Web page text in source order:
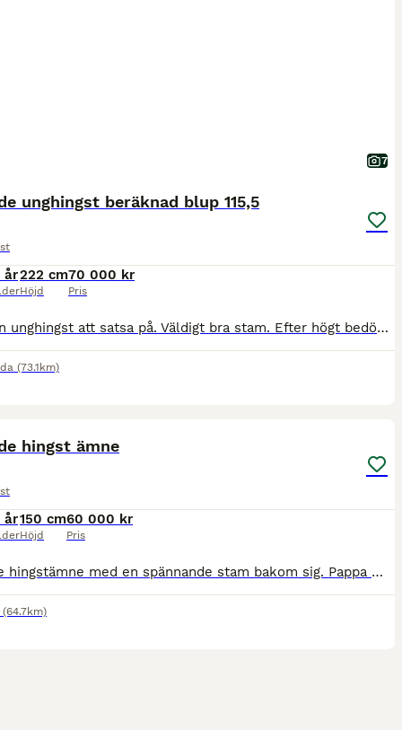
7
unghingst beräknad blup 115,5
år222 cm
Höjd
70 000 kr
Pris
Ori är en unghingst att satsa på. Väldigt bra stam. Efter högt bedömda hästar på båda sidor och med tävlingsresultat på högsta nivå. Flera VM guld! Vacker kille med utstrålning och bra exteriör. Rör
(73.1km)
hingst ämne
år150 cm
Höjd
60 000 kr
Pris
Lovande hingstämne med en spännande stam bakom sig. Pappa mökkvi är bedömd till 8,63 och har vm guld i speed pass. Kommer att bli stor och reslig. Helsystern från 2025 är vi mycket nöjda med då hon
(64.7km)